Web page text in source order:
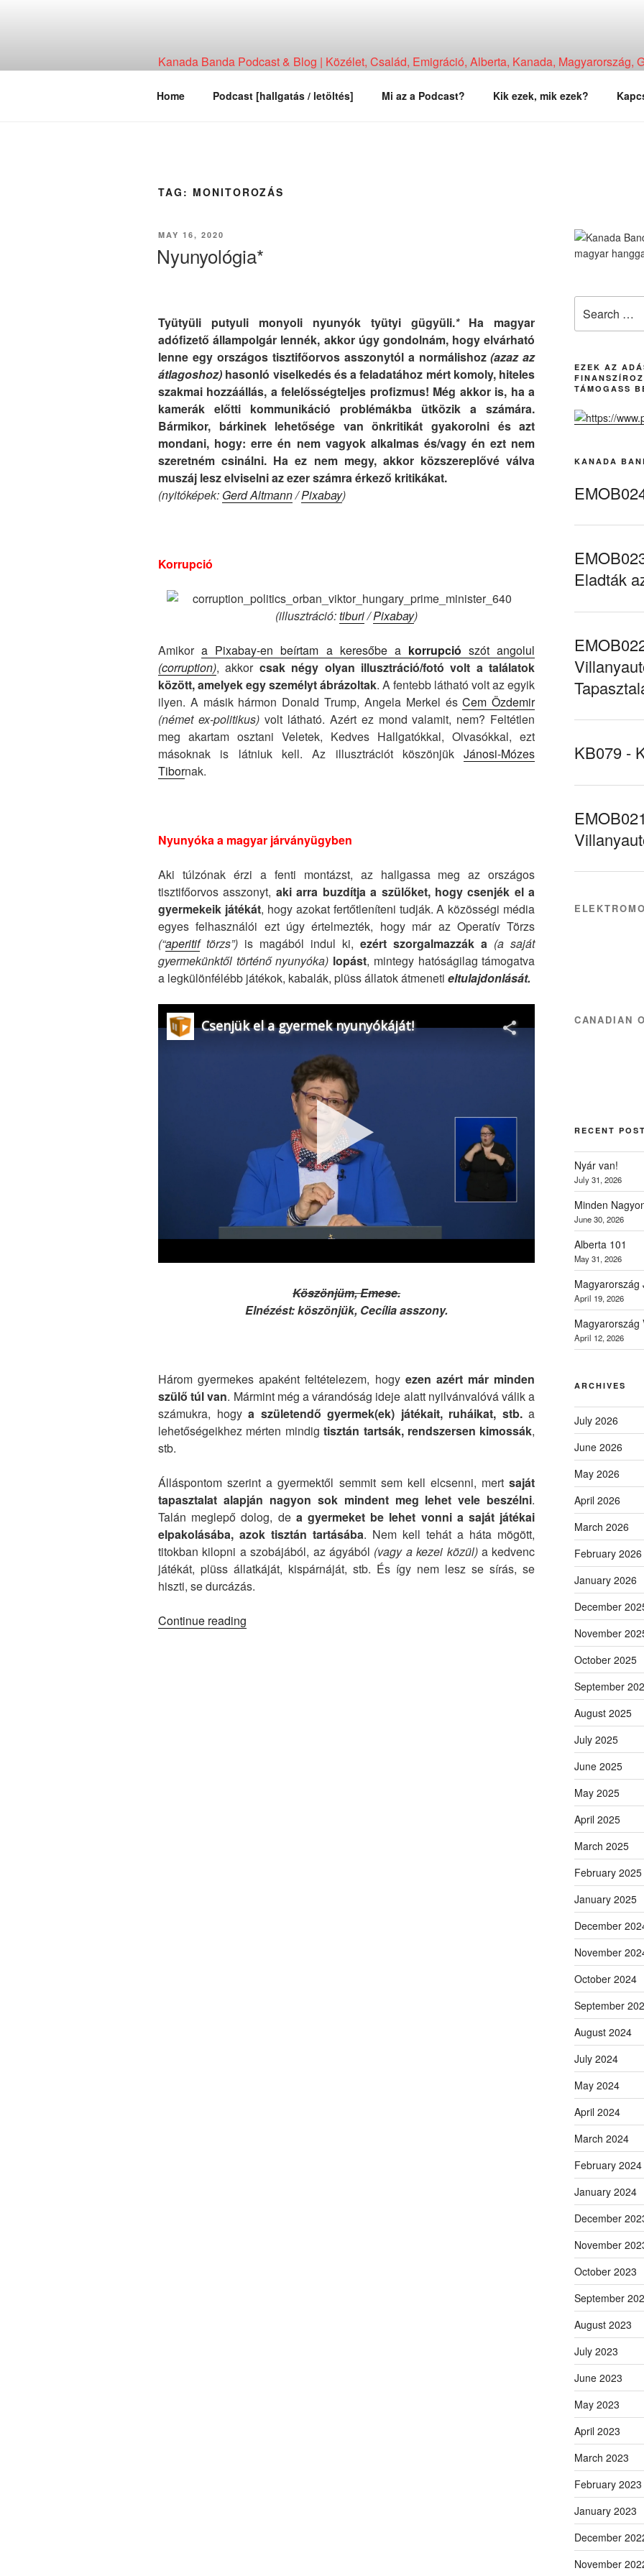
Kanada Banda Podcast & Blog | Közélet, Család, Emigráció, Alberta, Kanada, Magyarország,
Home Podcast [hallgatás / letöltés] Mi az a Podcast? Kik ezek, mik ezek?
TAG: MONITOROZÁS
POSTED
MAY 16, 2020
Nyunyológia*
Tyütyüli putyuli monyoli nyunyók tyütyi gügyüli.*Ha magyar
adófizető állampolgár lennék, akkor úgy gondolnám, hogy elvárható
lenne egy országos tisztifőorvosasszonytól a normálishoz(azaz az
átlagoshoz) hasonló viselkedés és a feladatához mért komoly, hiteles
szakmai hozzáállás, a felelősségteljes profizmus! Még akkor is, ha a
kamerák előtti kommunikáció problémákba ütközik a számára.
Bármikor, bárkinek lehetősége van önkritikát gyakorolni és azt
mondani, hogy: erre én nem vagyok alkalmas és/vagy én ezt nem
szeretném csinálni. Ha ez nem megy, akkor közszereplővé válva
muszáj lesz elviselni az ezer számra érkező kritikákat.
(nyitóképek: Gerd Altmann/Pixabay)
Korrupció
(illusztráció:tiburi/Pixabay)
Amikora Pixabay-en beírtam a keresőbe a korrupció szót angolul
(corruption), akkor csak négy olyan illusztráció/fotó volt a találatok
között, amelyek egy személyt ábrázoltak. A fentebb látható volt az egyik
ilyen. A másik hármon Donald Trump, Angela Merkel ésCem Özdemir
(német ex-politikus)volt látható. Azért ez mond valamit, nem? Feltétlen
meg akartam osztani Veletek, Kedves Hallgatókkal, Olvasókkal, ezt
másoknak is látniuk kell. Az illusztrációt köszönjükJánosi-Mózes
Tibornak.
Nyunyóka a magyar járványügyben
Aki túlzónak érzi a fenti montázst, az hallgassa meg az országos
tisztifőorvos asszonyt, aki arra buzdítja a szülőket, hogy csenjék el a
gyermekeik játékát, hogy azokat fertőtleníteni tudják. A közösségi média
egyes felhasználói ezt úgy értelmezték, hogy már az Operatív Törzs
(“aperitiftörzs”) is magából indul ki,ezért szorgalmazzák a (a saját
gyermekünktől történő nyunyóka) lopást, mintegy hatóságilag támogatva
a legkülönfélébb játékok, kabalák, plüss állatok átmeneti eltulajdonlását.
Köszönjüm, Emese.
Elnézést: köszönjük, Cecília asszony.
Három gyermekes apaként feltételezem, hogy ezen azért már minden
szülő túl van. Mármint még a várandóság ideje alatt nyilvánvalóvá válik a
számukra, hogya születendő gyermek(ek) játékait, ruháikat, stb.a
lehetőségeikhez mérten mindig tisztán tartsák, rendszersen kimossák,
stb.
Álláspontom szerint a gyermektől semmit sem kell elcsenni, mertsaját
tapasztalat alapján nagyon sok mindent meg lehet vele beszélni.
Talán meglepő dolog, de a gyermeket be lehet vonni a saját játékai
elpakolásába, azok tisztán tartásába. Nem kell tehát a háta mögött,
titokban kilopni a szobájából, az ágyából (vagy a kezei közül)a kedvenc
játékát, plüss állatkáját, kispárnáját, stb. És így nem lesz se sírás, se
hiszti, se durcázás.
Continue reading
for:
EZEK AZ
TÁMOGASS
KANADA
Eladták
KB079 -
CANADIAN
RECENT
Nyár van!
July 31, 2026
Minden
June 30, 2026
Alberta 101
May 31, 2026
Magyarország
April 19, 2026
Magyarország
April 12, 2026
ARCHIVES
July 2026
June 2026
May 2026
April 2026
March 2026
February 2026
January 2026
December
November
October 2025
September
August 2025
July 2025
June 2025
May 2025
April 2025
March 2025
February 2025
January 2025
December
November
October 2024
September
August 2024
July 2024
May 2024
April 2024
March 2024
February 2024
January 2024
December
November
October 2023
September
August 2023
July 2023
June 2023
May 2023
April 2023
March 2023
February 2023
January 2023
December
November